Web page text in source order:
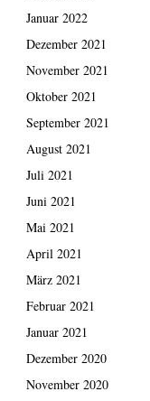
Januar 2022
Dezember 2021
November 2021
Oktober 2021
September 2021
August 2021
Juli 2021
Juni 2021
Mai 2021
April 2021
März 2021
Februar 2021
Januar 2021
Dezember 2020
November 2020